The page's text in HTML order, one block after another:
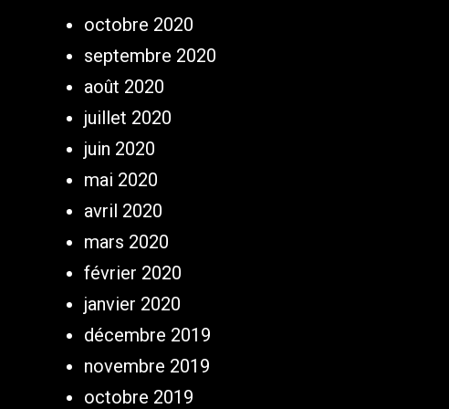
octobre 2020
septembre 2020
août 2020
juillet 2020
juin 2020
mai 2020
avril 2020
mars 2020
février 2020
janvier 2020
décembre 2019
novembre 2019
octobre 2019